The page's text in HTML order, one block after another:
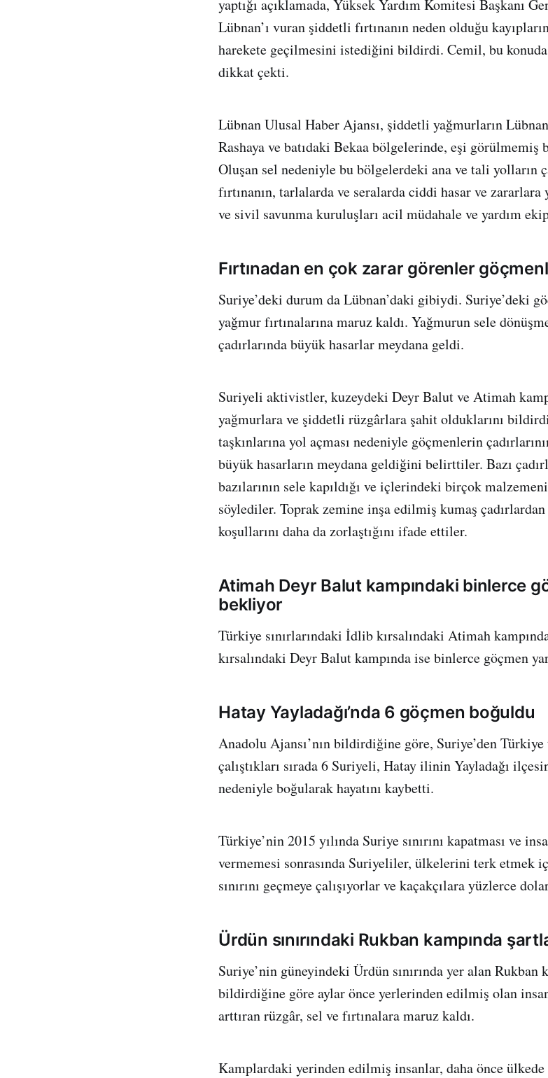
yaptığı açıklamada, Yüksek Yardım Komitesi Başkanı
Lübnan’ı vuran şiddetli fırtınanın neden olduğu
harekete geçilmesini istediğini bildirdi. Cemil, bu konuda
dikkat çekti.
Lübnan Ulusal Haber Ajansı, şiddetli yağmurların
Rashaya ve batıdaki Bekaa bölgelerinde, eşi görülmemiş
Oluşan sel nedeniyle bu bölgelerdeki ana ve tali yolların
fırtınanın, tarlalarda ve seralarda ciddi hasar ve zararlara
ve sivil savunma kuruluşları acil müdahale ve yardım
Fırtınadan en çok zarar görenler
Suriye’deki durum da Lübnan’daki gibiydi. Suriye’deki
yağmur fırtınalarına maruz kaldı. Yağmurun sele
çadırlarında büyük hasarlar meydana geldi.
Suriyeli aktivistler, kuzeydeki Deyr Balut ve Atimah
yağmurlara ve şiddetli rüzgârlara şahit olduklarını
taşkınlarına yol açması nedeniyle göçmenlerin
büyük hasarların meydana geldiğini belirttiler. Bazı
bazılarının sele kapıldığı ve içlerindeki birçok
söylediler. Toprak zemine inşa edilmiş kumaş
koşullarını daha da zorlaştığını ifade ettiler.
Atimah Deyr Balut kampındaki binlerce
bekliyor
Türkiye sınırlarındaki İdlib kırsalındaki Atimah
kırsalındaki Deyr Balut kampında ise binlerce göçmen
Hatay Yayladağı’nda 6 göçmen boğuldu
Anadolu Ajansı’nın bildirdiğine göre, Suriye’den
çalıştıkları sırada 6 Suriyeli, Hatay ilinin Yayladağı
nedeniyle boğularak hayatını kaybetti.
Türkiye’nin 2015 yılında Suriye sınırını kapatması ve
vermemesi sonrasında Suriyeliler, ülkelerini terk etmek
sınırını geçmeye çalışıyorlar ve kaçakçılara yüzlerce
Ürdün sınırındaki Rukban kampında
Suriye’nin güneyindeki Ürdün sınırında yer alan
bildirdiğine göre aylar önce yerlerinden edilmiş olan
arttıran rüzgâr, sel ve fırtınalara maruz kaldı.
Kamplardaki yerinden edilmiş insanlar, daha önce